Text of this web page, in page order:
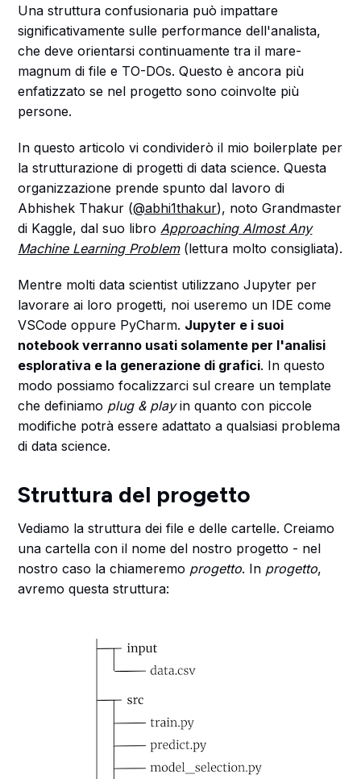
Una struttura confusionaria può impattare
significativamente sulle performance dell'analista,
che deve orientarsi continuamente tra il mare-
magnum di file e TO-DOs. Questo è ancora più
enfatizzato se nel progetto sono coinvolte più
persone.
In questo articolo vi condividerò il mio boilerplate per
la strutturazione di progetti di data science. Questa
organizzazione prende spunto dal lavoro di
Abhishek Thakur (@abhi1thakur), noto Grandmaster
di Kaggle, dal suo libro Approaching Almost Any
Machine Learning Problem(lettura molto consigliata).
Mentre molti data scientist utilizzano Jupyter per
lavorare ai loro progetti, noi useremo un IDE come
VSCode oppure PyCharm. Jupyter e i suoi
notebook verranno usati solamente per l'analisi
esplorativa e la generazione di grafici. In questo
modo possiamo focalizzarci sul creare un template
che definiamo plug & playin quanto con piccole
modifiche potrà essere adattato a qualsiasi problema
di data science.
Struttura del progetto
Vediamo la struttura dei file e delle cartelle. Creiamo
una cartella con il nome del nostro progetto - nel
nostro caso la chiameremo progetto. In progetto,
avremo questa struttura: